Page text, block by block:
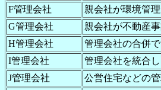
F管理会社
親会社が環境管
G管理会社
親会社が不動産
H管理会社
管理会社の合併
I管理会社
管理会社を統合
J管理会社
公営住宅などの